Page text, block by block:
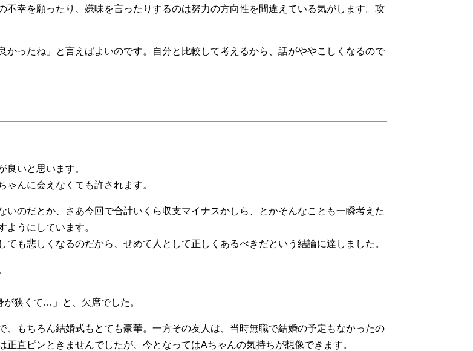
幸を願ったり、嫌味を言ったりするのは努力の方向性を間違えている気がします。攻
ったね」と言えばよいのです。自分と比較して考えるから、話がややこしくなるので
良いと思います。
んに会えなくても許されます。
のだとか、さあ今回で合計いくら収支マイナスかしら、とかそんなことも一瞬考えた
ようにしています。
も悲しくなるのだから、せめて人として正しくあるべきだという結論に達しました。
狭くて…」と、欠席でした。
もちろん結婚式もとても豪華。一方その友人は、当時無職で結婚の予定もなかったの
直ピンときませんでしたが、今となってはAちゃんの気持ちが想像できます。